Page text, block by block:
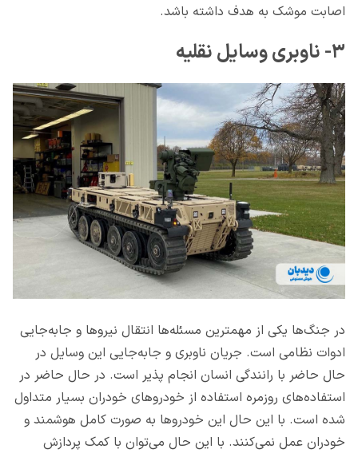
اصابت موشک به هدف داشته باشد.
۳- ناوبری وسایل نقلیه
در جنگ‌ها یکی از مهمترین مسئله‌ها انتقال نیروها و جابه‌جایی
ادوات نظامی است. جریان ناوبری و جابه‌جایی این وسایل در
حال حاضر با رانندگی انسان انجام پذیر است. در حال حاضر در
استفاده‌های روزمره استفاده از خودروهای خودران بسیار متداول
شده است. با این حال این خودروها به صورت کامل هوشمند و
خودران عمل نمی‌کنند. با این حال می‌توان با کمک پردازش